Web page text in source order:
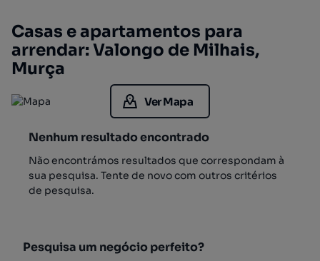
Casas e apartamentos para
arrendar: Valongo de Milhais,
Murça
Ver Mapa
Nenhum resultado encontrado
Não encontrámos resultados que correspondam à
sua pesquisa. Tente de novo com outros critérios
de pesquisa.
Pesquisa um negócio perfeito?